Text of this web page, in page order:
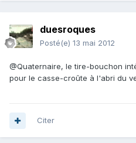
duesroques
Posté(e) 13 mai 2012
@Quaternaire, le tire-bouchon
pour le casse-croûte à l'abri du
Citer